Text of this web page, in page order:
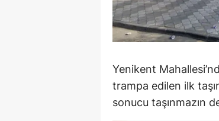
Yenikent
trampa edilen ilk
sonucu taşınmazın